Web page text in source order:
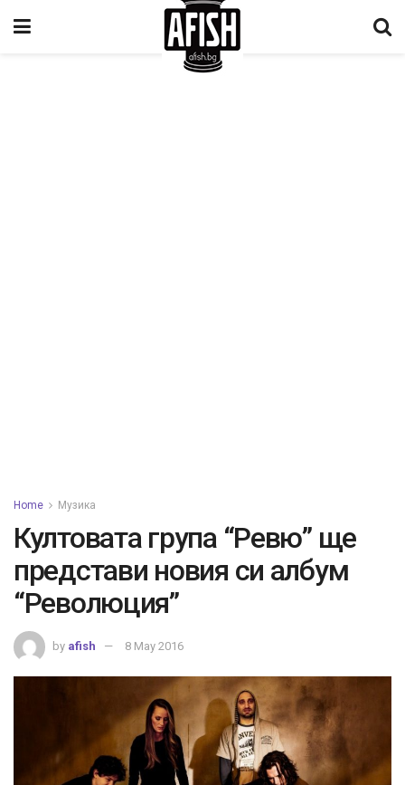
Home Музика
Култовата група “Ревю” ще
представи новия си албум
“Революция”
by afish 8 May 2016